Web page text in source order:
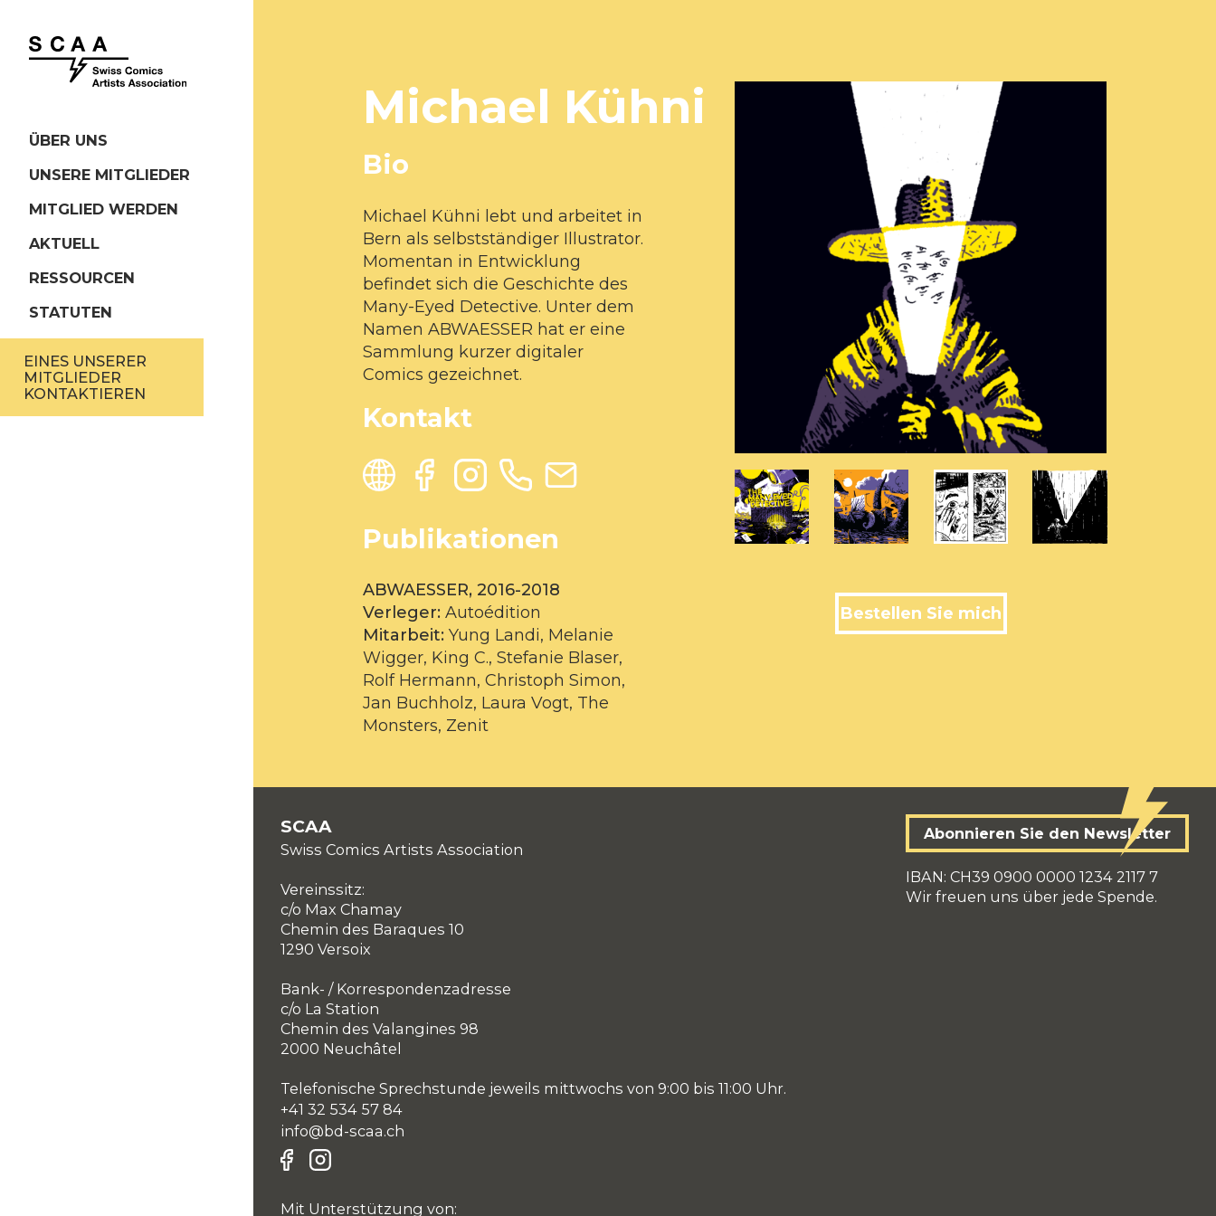
ÜBER UNS
UNSERE MITGLIEDER
MITGLIED WERDEN
AKTUELL
RESSOURCEN
STATUTEN
EINES UNSERER
MITGLIEDER
KONTAKTIEREN
Michael Kühni
Bio
Michael Kühni lebt und arbeitet in
Bern als selbstständiger Illustrator.
Momentan in Entwicklung
befindet sich die Geschichte des
Many-Eyed Detective. Unter dem
Namen ABWAESSER hat er eine
Sammlung kurzer digitaler
Comics gezeichnet.
Kontakt
Publikationen
ABWAESSER, 2016-2018
Verleger: Autoédition
Mitarbeit: Yung Landi, Melanie
Wigger, King C., Stefanie Blaser,
Rolf Hermann, Christoph Simon,
Jan Buchholz, Laura Vogt, The
Monsters, Zenit
Bestellen Sie mich
SCAA
Swiss Comics Artists Association
Vereinssitz:
c/o Max Chamay
Chemin des Baraques 10
1290 Versoix
Bank- / Korrespondenzadresse
c/o La Station
Chemin des Valangines 98
2000 Neuchâtel
Telefonische Sprechstunde jeweils mittwochs von 9:00 bis 11:00 Uhr.
+41 32 534 57 84
info@bd-scaa.ch
Mit Unterstützung von:
Abonnieren Sie den Newsletter
IBAN: CH39 0900 0000 1234 2117 7
Wir freuen uns über jede Spende.